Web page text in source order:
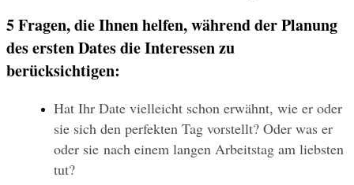
5 Fragen, die Ihnen helfen, während der Planung
des ersten Dates die Interessen zu
berücksichtigen:
Hat Ihr Date vielleicht schon erwähnt, wie er oder
sie sich den perfekten Tag vorstellt? Oder was er
oder sie nach einem langen Arbeitstag am liebsten
tut?